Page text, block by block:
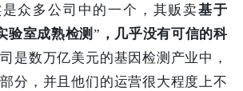
是众多公司中的一个，其贩卖基于
验室成熟检测 ” ，几乎没有可信的科
是数万亿美元的基因检测产业中，
分，并且他们的运营很大程度上不